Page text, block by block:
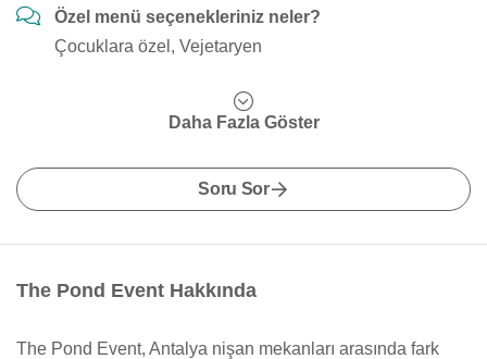
Özel menü seçenekleriniz neler?
Çocuklara özel, Vejetaryen
Daha Fazla Göster
Soru Sor
The Pond Event Hakkında
The Pond Event, Antalya nişan mekanları arasında fark